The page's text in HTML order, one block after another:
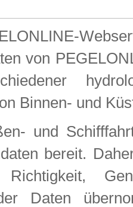
von
Binnen- und
und
bereit.
Daten